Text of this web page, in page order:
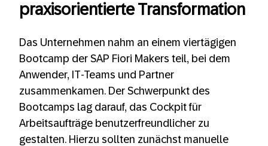
praxisorientierte Transformation
Das Unternehmen nahm an einem viertägigen
Bootcamp der SAP Fiori Makers teil, bei dem
Anwender, IT-Teams und Partner
zusammenkamen. Der Schwerpunkt des
Bootcamps lag darauf, das Cockpit für
Arbeitsaufträge benutzerfreundlicher zu
gestalten. Hierzu sollten zunächst manuelle